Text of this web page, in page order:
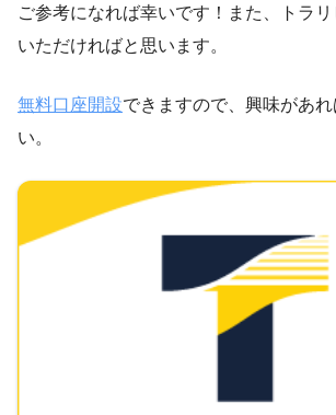
ご参考になれば幸いです！また、トラ
いただければと思います。
無料口座開設できますので、興味があ
い。